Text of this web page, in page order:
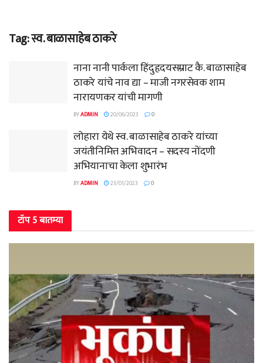
Tag:स्व. बाळासाहेब ठाकरे
नाना नानी पार्कला हिंदुहृदयसम्राट कै. बाळासाहेब
ठाकरे यांचे नाव द्या – माजी नगरसेवक शाम
नारायणकर यांची मागणी
BYADMIN 20/06/2023 0
लोहारा येथे स्व. बाळासाहेब ठाकरे यांच्या
जयंतीनिमित्त अभिवादन – सदस्य नोंदणी
अभियानाचा केला शुभारंभ
BYADMIN 23/01/2023 0
टॉप 5 बातम्या